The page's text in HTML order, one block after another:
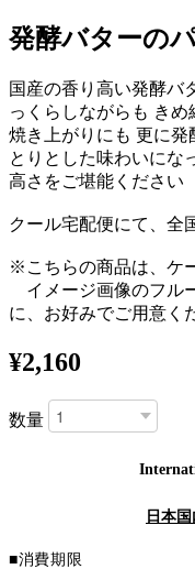
発酵バターの
国産の香り高い発酵バ
っくらしながらも きめ
焼き上がりにも 更に発
とりとした味わいにな
高さをご堪能ください
クール宅配便にて、全
※こちらの商品は、ケ
イメージ画像のフル
に、お好みでご用意く
¥2,160
数量
日本
■消費期限